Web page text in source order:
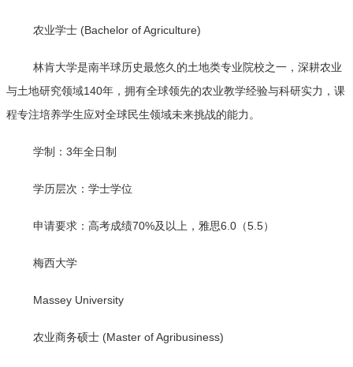
农业学士 (Bachelor of Agriculture)
林肯大学是南半球历史最悠久的土地类专业院校之一，深耕农业
与土地研究领域140年，拥有全球领先的农业教学经验与科研实力，课
程专注培养学生应对全球民生领域未来挑战的能力。
学制：3年全日制
学历层次：学士学位
申请要求：高考成绩70%及以上，雅思6.0（5.5）
梅西大学
Massey University
农业商务硕士 (Master of Agribusiness)